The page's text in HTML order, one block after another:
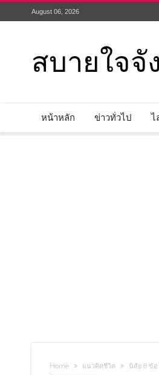
August 06, 2026
สบายใจจัง
หน้าหลัก ข่าวทั่วไป ไ
Home แนวคิดชีวิต นิสัย 8 ข้